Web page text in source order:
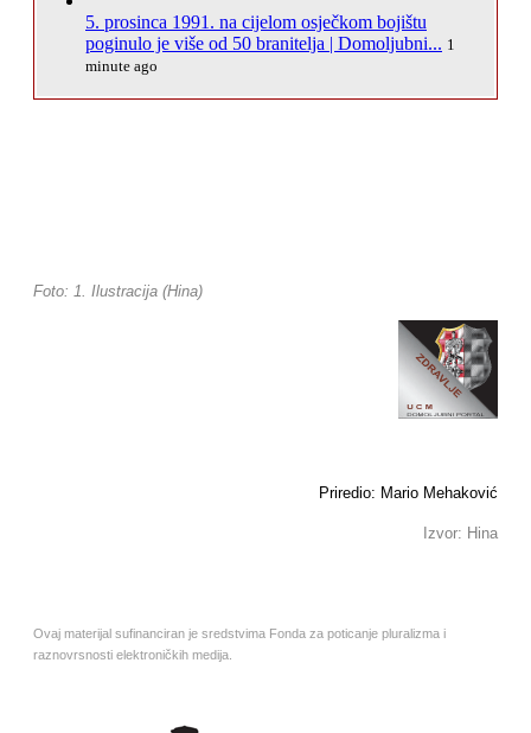
5. prosinca 1991. na cijelom osječkom bojištu
poginulo je više od 50 branitelja | Domoljubni... 1
minute ago
Foto: 1. Ilustracija (Hina)
Priredio: Mario Mehaković
Izvor: Hina
Ovaj materijal sufinanciran je sredstvima Fonda za poticanje pluralizma i
raznovrsnosti elektroničkih medija.